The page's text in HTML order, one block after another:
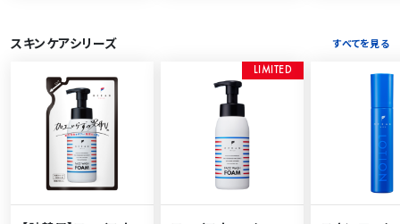
スキンケアシリーズ すべてを見る
L M TE D